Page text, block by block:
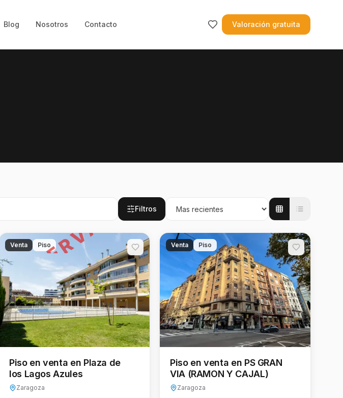
Blog Nosotros Contacto Valoración gratuita
Filtros
RESERVADO
Venta Piso
Piso en venta en Plaza de
los Lagos Azules
Zaragoza
Venta Piso
Piso en venta en PS GRAN
VIA (RAMON Y CAJAL)
Zaragoza